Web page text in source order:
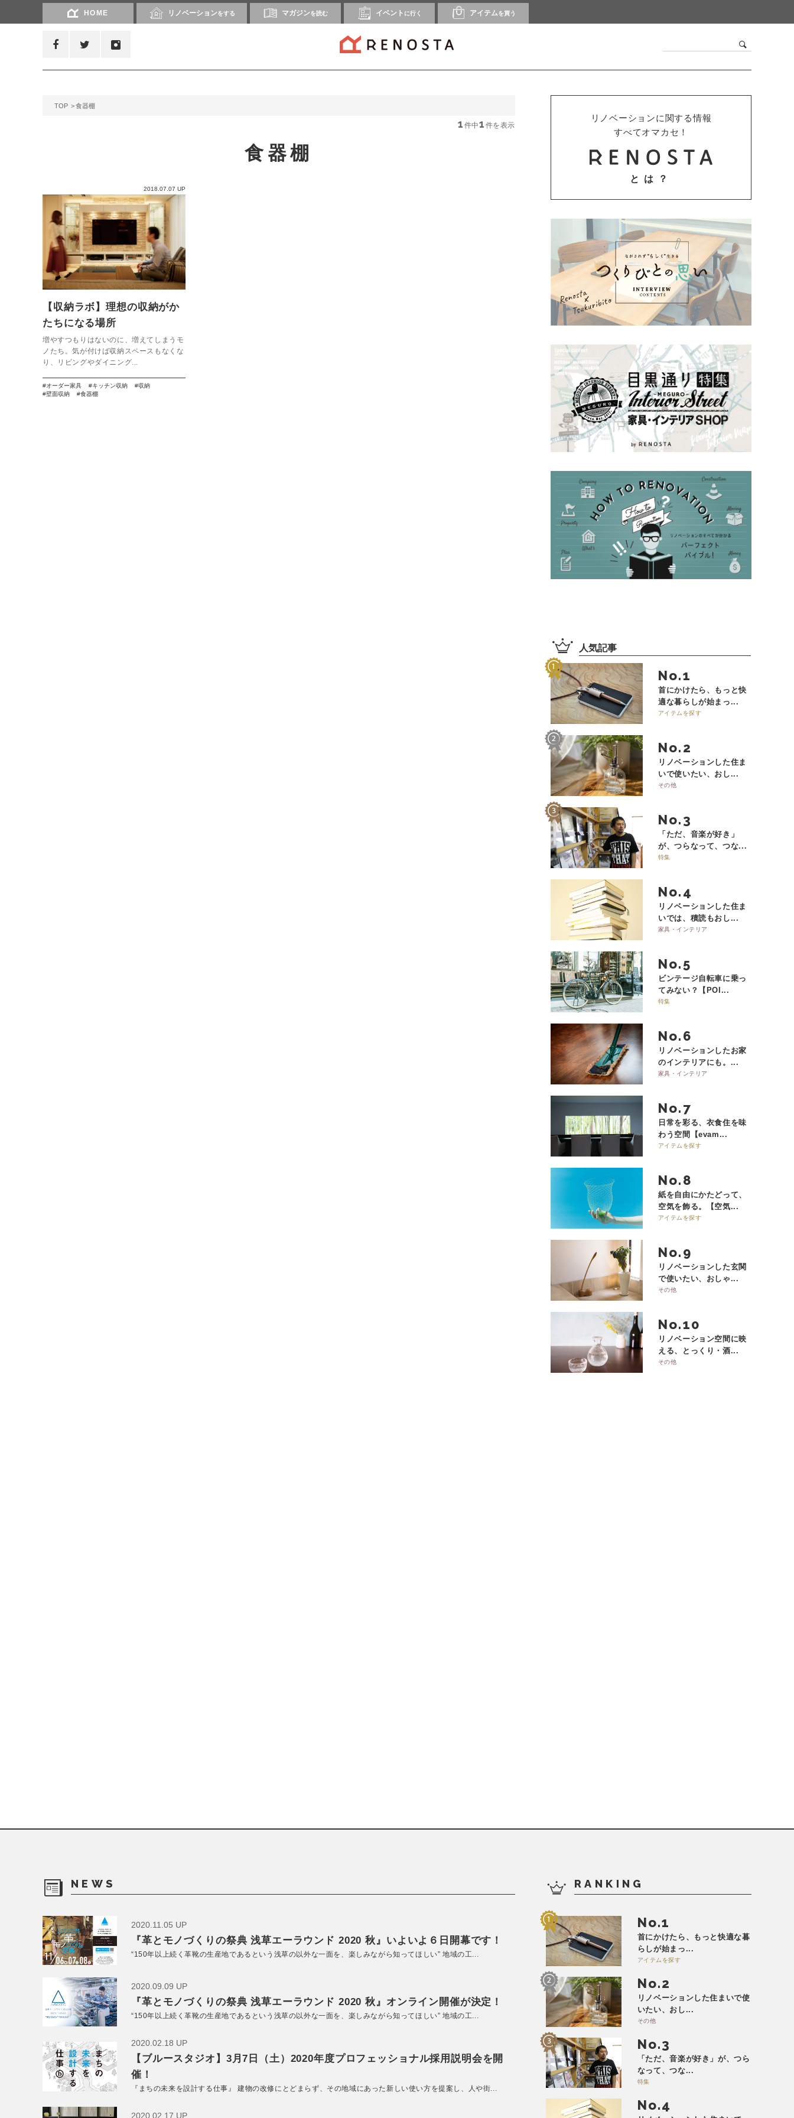
HOME リノベーションをする マガジンを読む イベント に行く アイテムを買う
TOP 食器棚
1 件中1 件を表示
食器棚
2018.07.07 UP
【収納ラボ】理想の収納がか
たちになる場所
増やすつもりはないのに、増えてしまうモ
ノたち。気が付けば収納スペースもなくな
り、リビングやダイニング...
オーダー家具 キッチン収納
収納
壁面収納
食器棚
リノベーションに関する情報
すべてオマカセ！
とは？
人気記事
No.
首にかけたら、もっと快
適な暮らしが始まっ...
アイテムを探す
No.
リノベーションした住ま
いで使いたい、おし...
その他
No.
「ただ、音楽が好き」
が、つらなって、つな...
特集
No.
リノベーションした住ま
いでは、積読もおし...
家具・インテリア
No.
ビンテージ自転車に乗っ
てみない？【POI...
特集
No.
リノベーションしたお家
のインテリアにも。...
家具・インテリア
No.
日常を彩る、衣食住を味
わう空間【evam...
アイテムを探す
No.
紙を自由にかたどって、
空気を飾る。【空気...
アイテムを探す
No.
リノベーションした玄関
で使いたい、おしゃ...
その他
No.
リノベーション空間に映
える、とっくり・酒...
その他
NEWS
2020.11.05 UP
『革とモノづくりの祭典 浅草エーラウンド 2020 秋』いよいよ６日開幕です！
“150年以上続く革靴の生産地であるという浅草の以外な一面を、楽しみながら知ってほしい” 地域の工...
2020.09.09 UP
『革とモノづくりの祭典 浅草エーラウンド 2020 秋』オンライン開催が決定！
“150年以上続く革靴の生産地であるという浅草の以外な一面を、楽しみながら知ってほしい” 地域の工...
2020.02.18 UP
【ブルースタジオ】3月7日（土）2020年度プロフェッショナル採用説明会を開
催！
『まちの未来を設計する仕事』 建物の改修にとどまらず、その地域にあった新しい使い方を提案し、人や街...
2020.02.17 UP
RANKING
No.
首にかけたら、もっと快適な暮
らしが始まっ...
アイテムを探す
No.
リノベーションした住まいで使
いたい、おし...
その他
No.
「ただ、音楽が好き」が、つら
なって、つな...
特集
No.